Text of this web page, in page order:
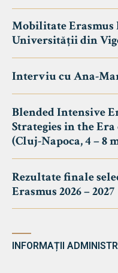
Mobilitate Erasmus
Universității din
Interviu cu Ana-
Blended Intensive
Strategies in the
(Cluj-Napoca, 4 – 8
Rezultate finale
Erasmus 2026 – 2027
INFORMAȚII